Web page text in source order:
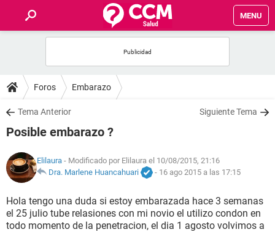
MENU
FOROS
SALUD
NUTRICIÓN
BIENESTAR
Foros Embarazo
Tema Anterior Siguiente Tema
Posible embarazo ?
Elilaura - Modificado por Elilaura el 10/08/2015, 21:16
Dra. Marlene Huancahuari
- 16 ago 2015 a las 17:15
Hola tengo una duda si estoy embarazada hace 3 semanas
el 25 julio tube relasiones con mi novio el utilizo condon en
todo momento de la penetracion, el dia 1 agosto volvimos a